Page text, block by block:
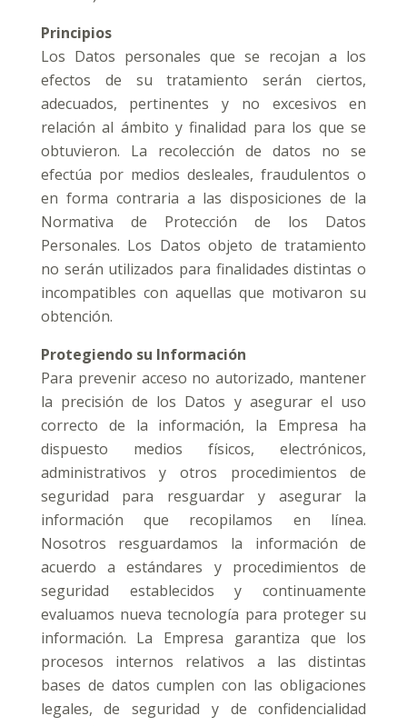
Principios
Los Datos personales que se recojan a los
efectos de su tratamiento serán ciertos,
adecuados, pertinentes y no excesivos en
relación al ámbito y finalidad para los que se
obtuvieron. La recolección de datos no se
efectúa por medios desleales, fraudulentos o
en forma contraria a las disposiciones de la
Normativa de Protección de los Datos
Personales. Los Datos objeto de tratamiento
no serán utilizados para finalidades distintas o
incompatibles con aquellas que motivaron su
obtención.
Protegiendo su Información
Para prevenir acceso no autorizado, mantener
la precisión de los Datos y asegurar el uso
correcto de la información, la Empresa ha
dispuesto medios físicos, electrónicos,
administrativos y otros procedimientos de
seguridad para resguardar y asegurar la
información que recopilamos en línea.
Nosotros resguardamos la información de
acuerdo a estándares y procedimientos de
seguridad establecidos y continuamente
evaluamos nueva tecnología para proteger su
información. La Empresa garantiza que los
procesos internos relativos a las distintas
bases de datos cumplen con las obligaciones
legales, de seguridad y de confidencialidad